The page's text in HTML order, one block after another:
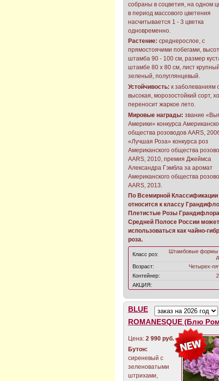
собраны в соцветия, на одном
в период массового цветения
насчитывается 1 - 3 цветка
одновременно.
Растение: среднерослое, с
прямостоячими побегами,
штамба 90 - 100 см, размер
штамбе 80 х 80 см, лист
зеленый, полуглянцевый.
Устойчивость: к заболеваниям
высокая, морозостойкий сорт,
переносит жаркое лето.
Мировые награды: звание
Америки» конкурса
общества розоводов AARS,
«Лучшая Роза» конкурса роз
Американского общества
AARS, 2010, премия Джеймса
Александра Гэмбла за аромат
Американского общества
AARS, 2013.
По Всемирной Классификации
относится к классу
Плетистые Розы
Средней Полосе России может
использоваться как чайно-
роза.
Класс роз:
Штамбовые формы
Возраст:
Четырех-
Контейнер:
АКЦИЯ:
BLUE
ROMANESQUE (Блю
Цена: 2 990 руб.
Бутон:
сиреневый с
зеленоватыми
штрихами,